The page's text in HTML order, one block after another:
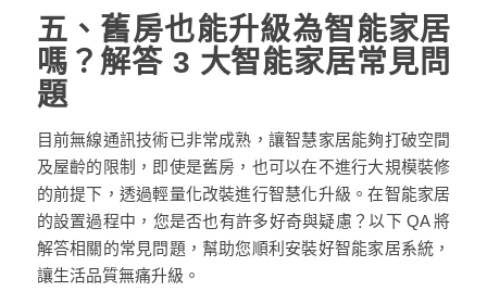
五、舊房也能升級為智能家居
嗎？解答 3 大智能家居常見問
題
目前無線通訊技術已非常成熟，讓智慧家居能夠打破空間
及屋齡的限制，即使是舊房，也可以在不進行大規模裝修
的前提下，透過輕量化改裝進行智慧化升級。在智能家居
的設置過程中，您是否也有許多好奇與疑慮？以下 QA 將
解答相關的常見問題，幫助您順利安裝好智能家居系統，
讓生活品質無痛升級。